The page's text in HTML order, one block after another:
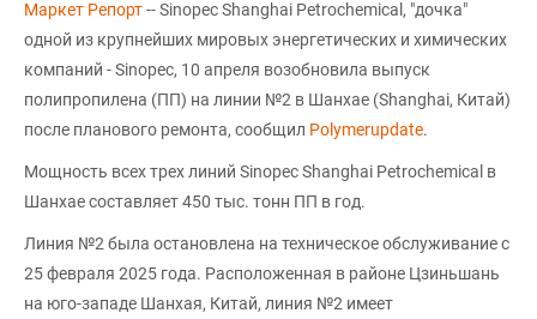
Маркет Репорт-- Sinopec Shanghai Petrochemical, "дочка"
одной из крупнейших мировых энергетических и химических
компаний - Sinopec, 10 апреля возобновила выпуск
полипропилена (ПП) на линии №2 в Шанхае (Shanghai, Китай)
после планового ремонта, сообщил Polymerupdate.
Мощность всех трех линий Sinopec Shanghai Petrochemical в
Шанхае составляет 450 тыс. тонн ПП в год.
Линия №2 была остановлена на техническое обслуживание с
25 февраля 2025 года. Расположенная в районе Цзиньшань
на юго-западе Шанхая, Китай, линия №2 имеет